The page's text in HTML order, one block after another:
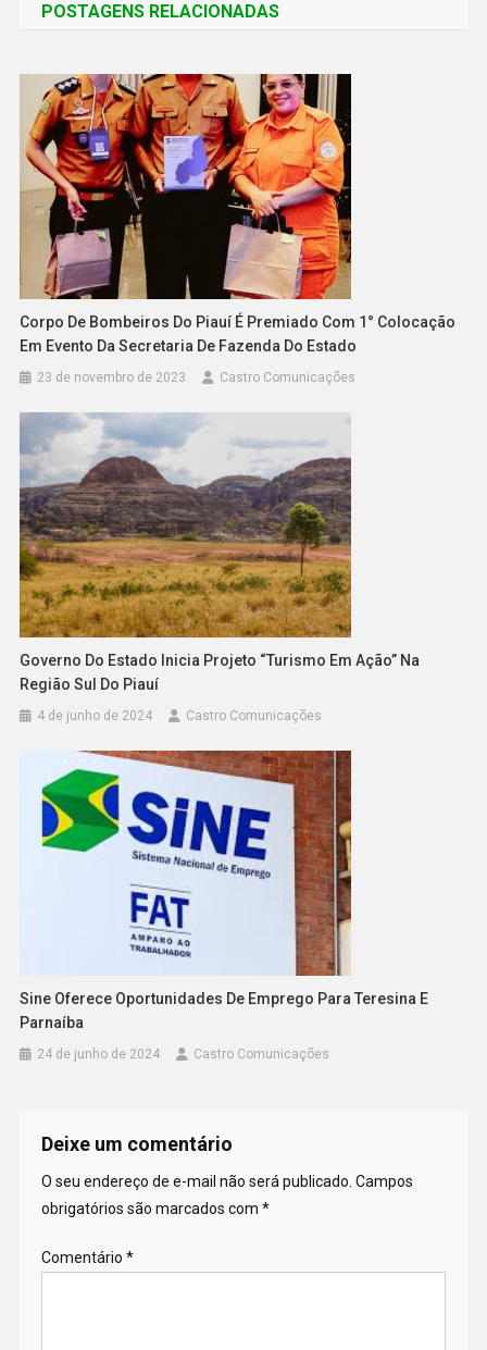
POSTAGENS RELACIONADAS
Corpo De Bombeiros Do Piauí É Premiado Com 1° Colocação
Em Evento Da Secretaria De Fazenda Do Estado
23 de novembro de 2023 Castro Comunicações
Governo Do Estado Inicia Projeto “Turismo Em Ação” Na
Região Sul Do Piauí
4 de junho de 2024 Castro Comunicações
Sine Oferece Oportunidades De Emprego Para Teresina E
Parnaíba
24 de junho de 2024 Castro Comunicações
Deixe um comentário
O seu endereço de e-mail não será publicado. Campos
obrigatórios são marcados com *
Comentário *